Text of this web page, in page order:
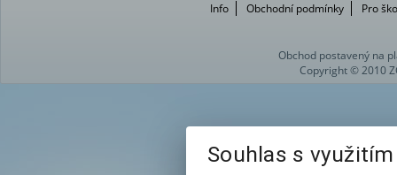
Info Obchodní podmínky Pro
Obchod postavený na
Copyright © 2010
Souhlas s